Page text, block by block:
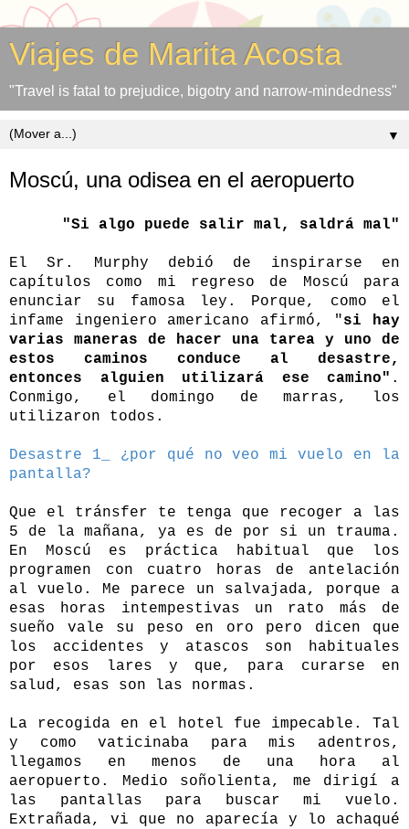
Viajes de Marita Acosta
"Travel is fatal to prejudice, bigotry and narrow-mindedness"
▼
Moscú, una odisea en el aeropuerto
"Si algo puede salir mal, saldrá mal"
El Sr. Murphy debió de inspirarse en
capítulos como mi regreso de Moscú para
enunciar su famosa ley. Porque, como el
infame ingeniero americano afirmó, "si hay
varias maneras de hacer una tarea y uno de
estos caminos conduce al desastre,
entonces alguien utilizará ese camino" .
Conmigo, el domingo de marras, los
utilizaron todos.
Desastre 1_ ¿por qué no veo mi vuelo en la
pantalla?
Que el tránsfer te tenga que recoger a las
5 de la mañana, ya es de por si un trauma.
En Moscú es práctica habitual que los
programen con cuatro horas de antelación
al vuelo. Me parece un salvajada, porque a
esas horas intempestivas un rato más de
sueño vale su peso en oro pero dicen que
los accidentes y atascos son habituales
por esos lares y que, para curarse en
salud, esas son las normas.
La recogida en el hotel fue impecable. Tal
y como vaticinaba para mis adentros,
llegamos en menos de una hora al
aeropuerto. Medio soñolienta, me dirigí a
las pantallas para buscar mi vuelo.
Extrañada, vi que no aparecía y lo achaqué